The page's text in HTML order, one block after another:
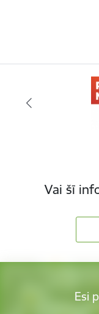
Vai šī
Esi